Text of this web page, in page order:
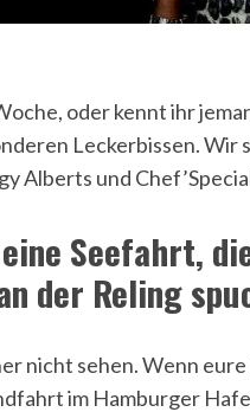
oder kennt ihr
Leckerbissen. Wir
Alberts und
Seefahrt,
der Reling
nicht sehen. Wenn
im Hamburger